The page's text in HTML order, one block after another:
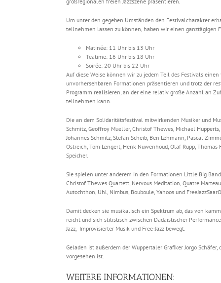
Um unter den gegeben Umständen den Festivalcharakter
teilnehmen lassen zu können, haben wir einen ganztägigen
Matinée: 11 Uhr bis 13 Uhr
Teatime: 16 Uhr bis 18 Uhr
Soirée: 20 Uhr bis 22 Uhr
Auf diese Weise können wir zu jedem Teil des Festivals
unvorhersehbaren Formationen präsentieren und trotz der
Programm realisieren, an der eine relativ große Anzahl an
teilnehmen kann.
Die an dem Solidaritätsfestival mitwirkenden Musiker und
Schmitz, Geoffroy Mueller, Christof Thewes, Michael
Johannes Schmitz, Stefan Scheib, Ben Lehmann, Pascal
Östreich, Tom Lengert, Henk Nuwenhoud, Olaf Rupp,
Speicher.
Sie spielen unter anderem in den Formationen Little Big
Christof Thewes Quartett, Nervous Meditation, Quatre
Autochthon, Uhl, Nimbus, Bouboule, Yahoos und
Damit decken sie musikalisch ein Spektrum ab, das von
reicht und sich stilistisch zwischen Dadaistischer
Jazz, Improvisierter Musik und Free-Jazz bewegt.
Geladen ist außerdem der Wuppertaler Grafiker Jorgo
vorgesehen ist.
WEITERE INFORMATIONEN: